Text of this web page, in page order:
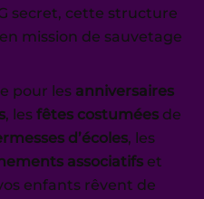
secret, cette structure
mission de sauvetage
pour les anniversaires
, les fêtes costumées de
d’écoles, les
associatifs et
enfants rêvent de